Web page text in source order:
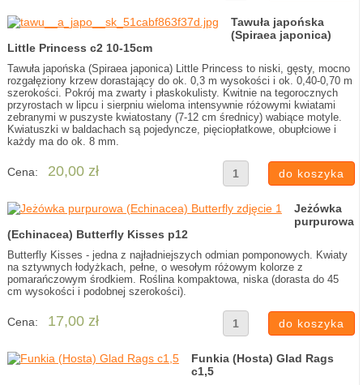
Tawuła japońska
(Spiraea japonica)
Little Princess c2 10-15cm
Tawuła japońska (Spiraea japonica) Little Princess to niski, gęsty, mocno
rozgałęziony krzew dorastający do ok. 0,3 m wysokości i ok. 0,40-0,70 m
szerokości. Pokrój ma zwarty i płaskokulisty. Kwitnie na tegorocznych
przyrostach w lipcu i sierpniu wieloma intensywnie różowymi kwiatami
zebranymi w puszyste kwiatostany (7-12 cm średnicy) wabiące motyle.
Kwiatuszki w baldachach są pojedyncze, pięciopłatkowe, obupłciowe i
każdy ma do ok. 8 mm.
Cena: 20,00 zł
Jeżówka
purpurowa
(Echinacea) Butterfly Kisses p12
Butterfly Kisses - jedna z najładniejszych odmian pomponowych. Kwiaty
na sztywnych łodyżkach, pełne, o wesołym różowym kolorze z
pomarańczowym środkiem. Roślina kompaktowa, niska (dorasta do 45
cm wysokości i podobnej szerokości).
Cena: 17,00 zł
Funkia (Hosta) Glad Rags
c1,5